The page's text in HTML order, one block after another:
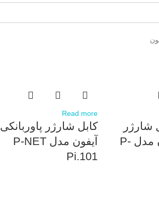
شارژر
پاوربانکی آیفون مدل P-
Read more
کابل شارژر پاوربانکی
آیفون مدل P-NET
Pi.101